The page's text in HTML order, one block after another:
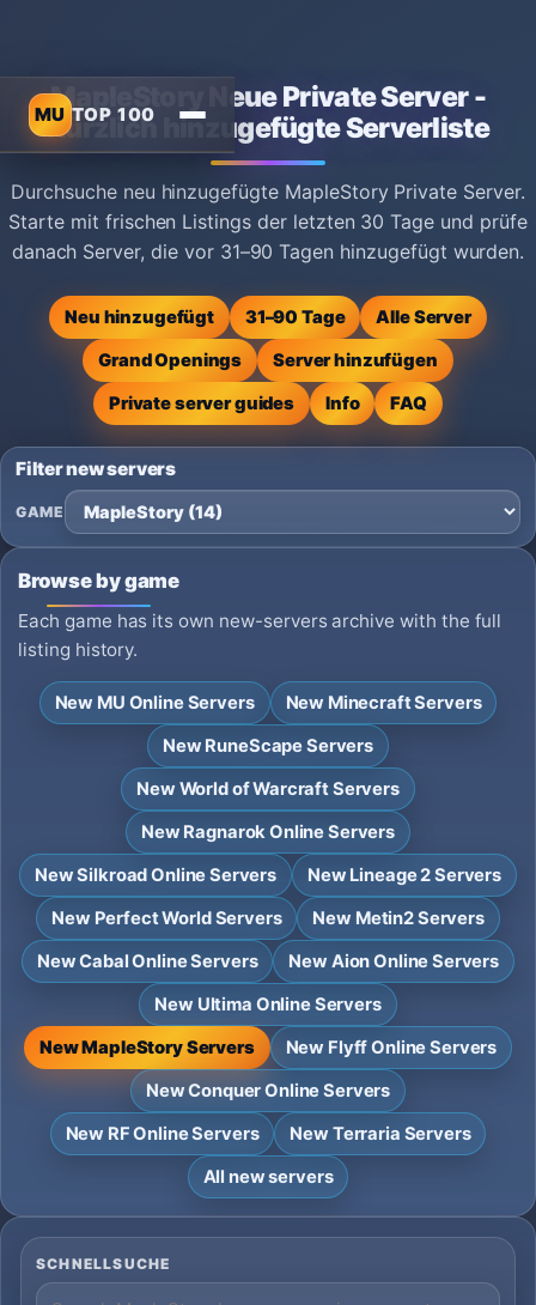
MU TOP 100
MapleStory Neue Private Server -
Kürzlich hinzugefügte Serverliste
Durchsuche neu hinzugefügte MapleStory Private Server.
Starte mit frischen Listings der letzten 30 Tage und prüfe
danach Server, die vor 31–90 Tagen hinzugefügt wurden.
Neu hinzugefügt 31–90 Tage
Alle Server
Grand Openings
Server hinzufügen
Private server guides
Info FAQ
Filter new servers
GAME
Browse by game
Each game has its own new-servers archive with the full
listing history.
New MU Online Servers
New Minecraft Servers
New RuneScape Servers
New World of Warcraft Servers
New Ragnarok Online Servers
New Silkroad Online Servers
New Lineage 2 Servers
New Perfect World Servers
New Metin2 Servers
New Cabal Online Servers
New Aion Online Servers
New Ultima Online Servers
New MapleStory Servers
New Flyff Online Servers
New Conquer Online Servers
New RF Online Servers
New Terraria Servers
All new servers
SCHNELLSUCHE